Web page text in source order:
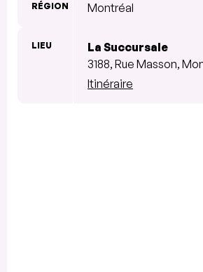
RÉGION Montréal
LIEU
La Succursale
3188, Rue Masson,
Itinéraire